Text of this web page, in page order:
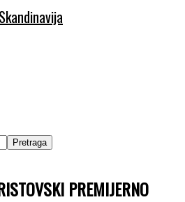
PREMIJERNO